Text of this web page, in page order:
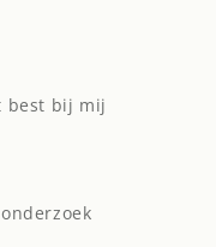
best bij mij